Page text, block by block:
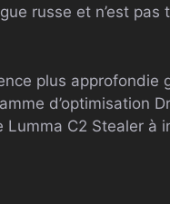
russe et n’est pas
plus approfondie
d’optimisation
Lumma C2 Stealer à